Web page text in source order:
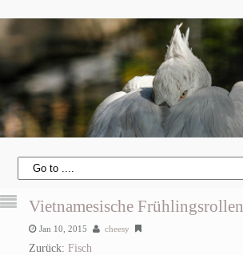
Vietnamesische Frühlingsrollen
Jan 10, 2015 cheesy
Zurück: Fisch